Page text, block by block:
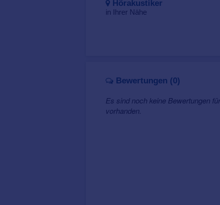
Hörakustiker
in Ihrer Nähe
Bewertungen (0)
Es sind noch keine Bewertungen
vorhanden.